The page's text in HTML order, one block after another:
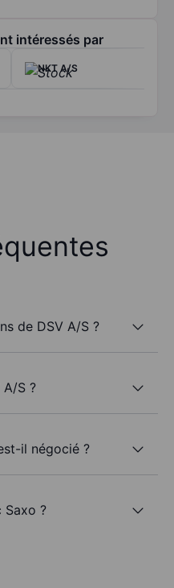
intéressés par
NKT A/S
de DSV A/S ?
A/S ?
il négocié ?
Saxo ?